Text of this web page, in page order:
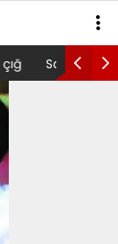
forma alan
parasıyla’ sorusu